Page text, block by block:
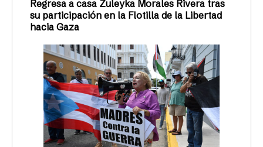
Regresa a casa Zuleyka Morales Rivera tras
su participación en la Flotilla de la Libertad
hacia Gaza